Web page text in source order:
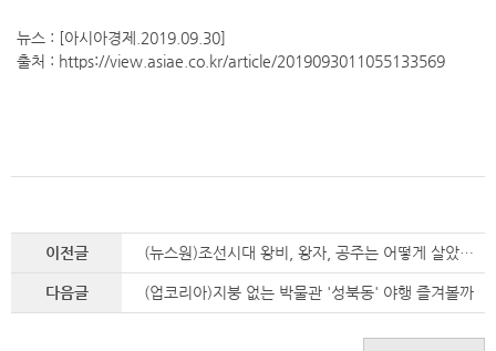
뉴스 : [아시아경제.2019.09.30]
출처 : https://view.asiae.co.kr/article/2019093011055133569
이전글 (뉴스원)조선시대 왕비, 왕자, 공주는 어떻게 살았을까?
다음글 (업코리아)지붕 없는 박물관 '성북동' 야행 즐겨볼까